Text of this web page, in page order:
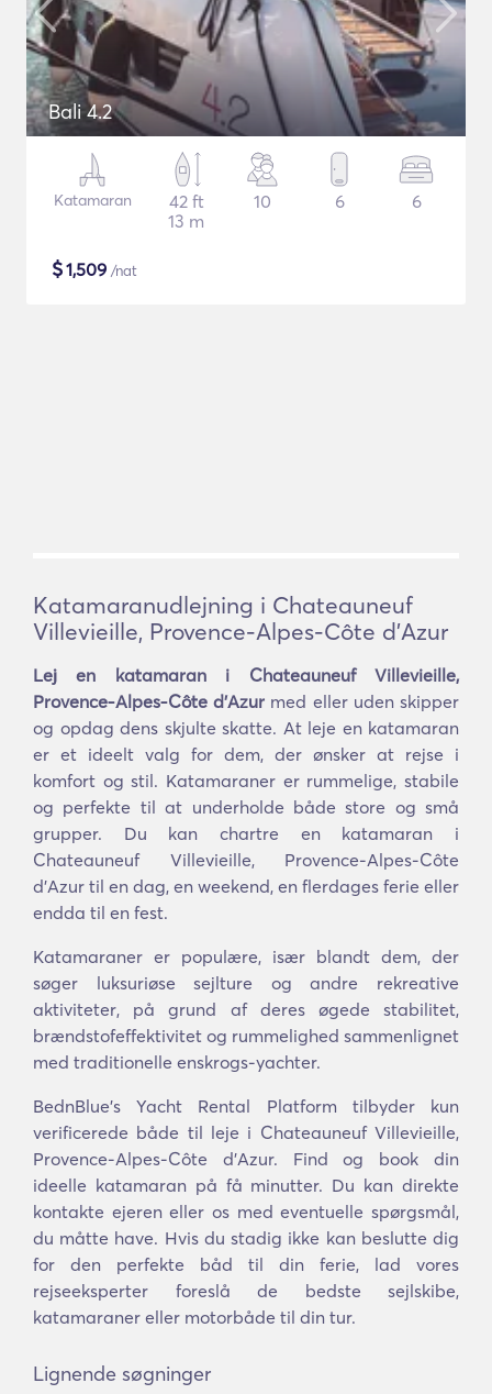
Bali 4.2
Katamaran
42 ft
13 m
10 6 6
$1,509 /nat
Katamaranudlejning i Chateauneuf
Villevieille, Provence-Alpes-Côte d'Azur
Lej en katamaran i Chateauneuf Villevieille,
Provence-Alpes-Côte d'Azur med eller uden skipper
og opdag dens skjulte skatte. At leje en katamaran
er et ideelt valg for dem, der ønsker at rejse i
komfort og stil. Katamaraner er rummelige, stabile
og perfekte til at underholde både store og små
grupper. Du kan chartre en katamaran i
Chateauneuf Villevieille, Provence-Alpes-Côte
d'Azur til en dag, en weekend, en flerdages ferie eller
endda til en fest.
Katamaraner er populære, især blandt dem, der
søger luksuriøse sejlture og andre rekreative
aktiviteter, på grund af deres øgede stabilitet,
brændstofeffektivitet og rummelighed sammenlignet
med traditionelle enskrogs-yachter.
BednBlue's Yacht Rental Platform tilbyder kun
verificerede både til leje i Chateauneuf Villevieille,
Provence-Alpes-Côte d'Azur. Find og book din
ideelle katamaran på få minutter. Du kan direkte
kontakte ejeren eller os med eventuelle spørgsmål,
du måtte have. Hvis du stadig ikke kan beslutte dig
for den perfekte båd til din ferie, lad vores
rejseeksperter foreslå de bedste sejlskibe,
katamaraner eller motorbåde til din tur.
Lignende søgninger